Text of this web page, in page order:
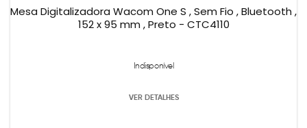
Mesa Digitalizadora Wacom One S , Sem Fio , Bluetooth ,
152 x 95 mm , Preto - CTC4110
Indisponível
VER DETALHES